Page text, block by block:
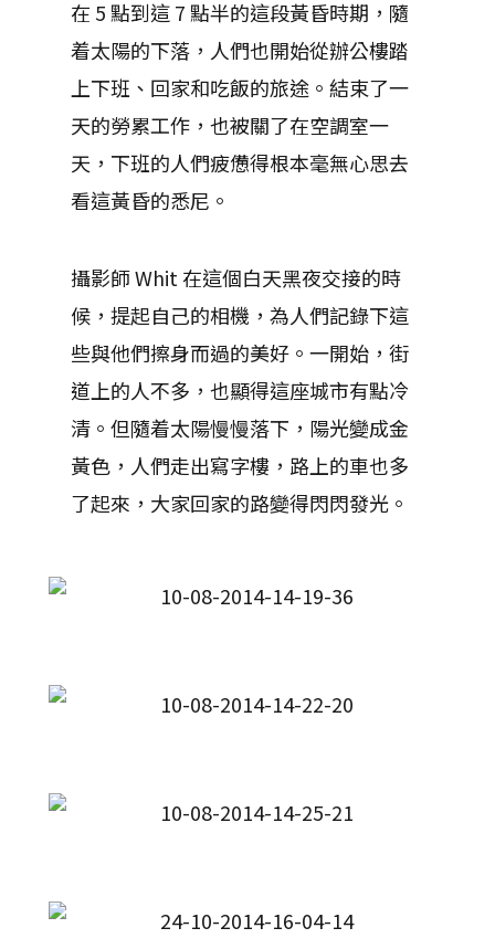
在 5 點到這 7 點半的這段黃昏時期，隨
着太陽的下落，人們也開始從辦公樓踏
上下班、回家和吃飯的旅途。結束了一
天的勞累工作，也被關了在空調室一
天，下班的人們疲憊得根本毫無心思去
看這黃昏的悉尼。
攝影師 Whit 在這個白天黑夜交接的時
候，提起自己的相機，為人們記錄下這
些與他們擦身而過的美好。一開始，街
道上的人不多，也顯得這座城市有點冷
清。但隨着太陽慢慢落下，陽光變成金
黃色，人們走出寫字樓，路上的車也多
了起來，大家回家的路變得閃閃發光。